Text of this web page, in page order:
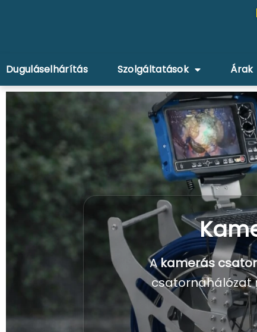
Duguláselhárítás Szolgáltatások Árak
Akamerás
csatornahálózat